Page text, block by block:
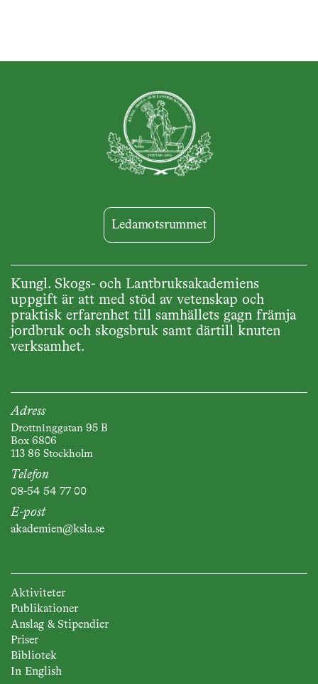
Ledamotsrummet
Kungl. Skogs- och Lantbruksakademiens
uppgift är att med stöd av vetenskap och
praktisk erfarenhet till samhällets gagn främja
jordbruk och skogsbruk samt därtill knuten
verksamhet.
Adress
Drottninggatan 95 B
Box 6806
113 86 Stockholm
Telefon
08-54 54 77 00
E-post
akademien@ksla.se
Aktiviteter
Publikationer
Anslag & Stipendier
Priser
Bibliotek
In English